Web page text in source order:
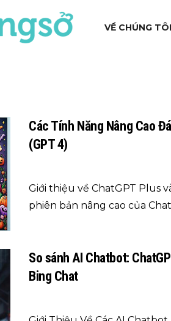
VỀ CHÚNG TÔI
Các Tính Năng Nâng Cao
(GPT 4)
Giới thiệu về ChatGPT Plus
phiên bản nâng cao của
So sánh AI Chatbot:
Bing Chat